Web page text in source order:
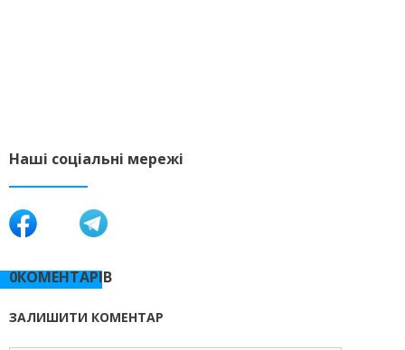
Наші соціальні мережі
0КОМЕНТАРІВ
ЗАЛИШИТИ КОМЕНТАР